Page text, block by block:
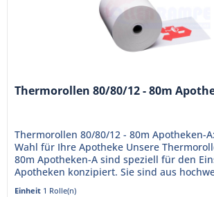
Thermorollen 80/80/12 - 80m
Thermorollen 80/80/12 - 80m Apotheken-
Wahl für Ihre Apotheke Unsere
80m Apotheken-A sind speziell für den
Apotheken konzipiert. Sie sind aus
Thermopapier gefertigt und...
Einheit 1 Rolle(n)